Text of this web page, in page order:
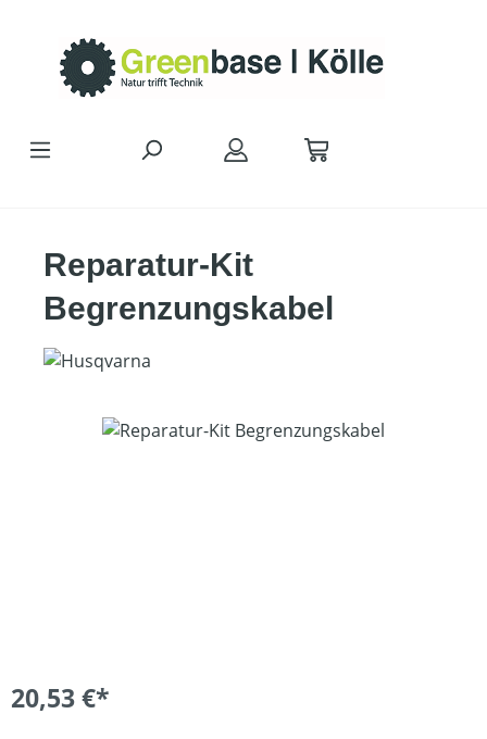
Reparatur-Kit
Begrenzungskabel
Bildergalerie überspringen
20,53 €*